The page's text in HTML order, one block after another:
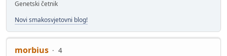
Genetski četnik
Novi smakosvjetovni blog!
morbius
4